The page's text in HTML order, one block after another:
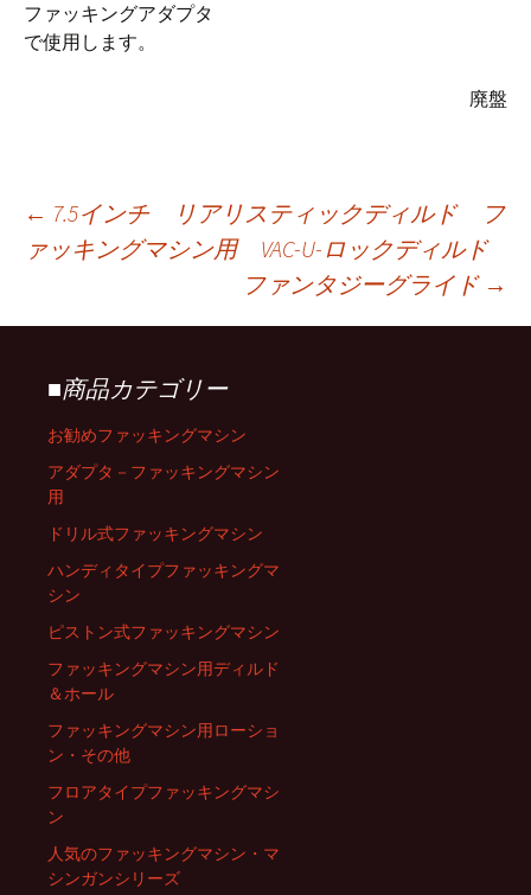
ファッキングアダプタ
で使用します。
廃盤
投
稿
ナ
ビ
ゲ
ー
シ
ョ
ン
← 7.5インチ リアリスティックディルド フ
ァッキングマシン用 VAC-U-ロックディルド
ファンタジーグライド →
■商品カテゴリー
お勧めファッキングマシン
アダプタ－ファッキングマシン
用
ドリル式ファッキングマシン
ハンディタイプファッキングマ
シン
ピストン式ファッキングマシン
ファッキングマシン用ディルド
＆ホール
ファッキングマシン用ローショ
ン・その他
フロアタイプファッキングマシ
ン
人気のファッキングマシン・マ
シンガンシリーズ